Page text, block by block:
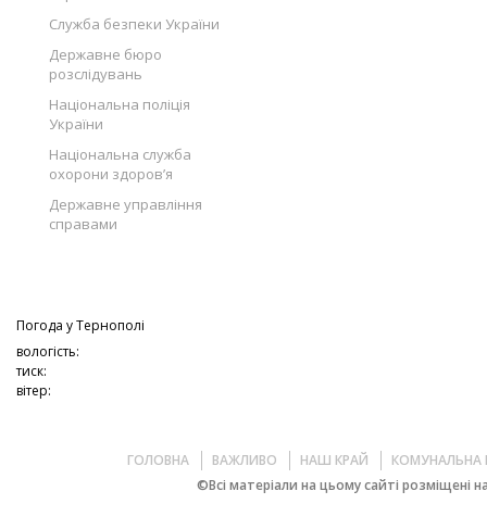
Служба безпеки України
Державне бюро
розслідувань
Національна поліція
України
Національна служба
охорони здоров’я
Державне управління
справами
Погода уТернополі
вологість:
тиск:
вітер:
ГОЛОВНА ВАЖЛИВО НАШ КРАЙ
КОМУНАЛЬНА
©Всі матеріали на цьому сайті розміщені